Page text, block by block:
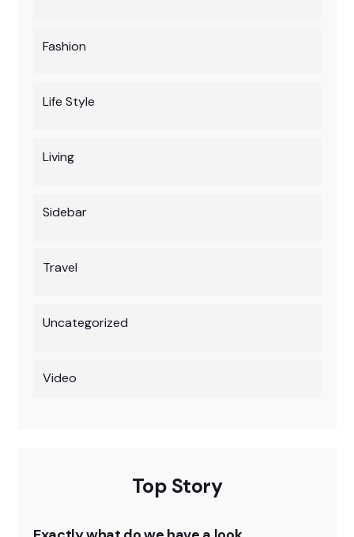
Fashion
Life Style
Living
Sidebar
Travel
Uncategorized
Video
Top Story